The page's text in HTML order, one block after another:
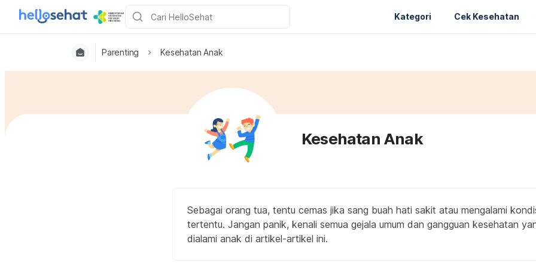
Kategori Cek Kesehatan
Parenting Kesehatan Anak
Kesehatan Anak
Sebagai orang tua, tentu cemas jika sang buah hati sakit atau mengalami
tertentu. Jangan panik, kenali semua gejala umum dan gangguan kesehatan
dialami anak di artikel-artikel ini.